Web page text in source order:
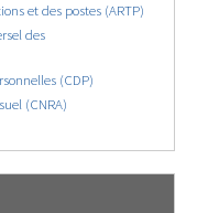
et des postes (ARTP)
des
(CDP)
(CNRA)